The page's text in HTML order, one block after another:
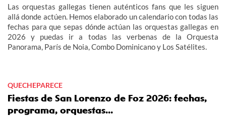
Las orquestas gallegas tienen auténticos fans que les siguen
allá donde actúen. Hemos elaborado un calendario con todas las
fechas para que sepas dónde actúan las orquestas gallegas en
2026 y puedas ir a todas las verbenas de la Orquesta
Panorama, París de Noia, Combo Dominicano y Los Satélites.
QUECHEPARECE
Fiestas de San Lorenzo de Foz 2026: fechas,
programa, orquestas...